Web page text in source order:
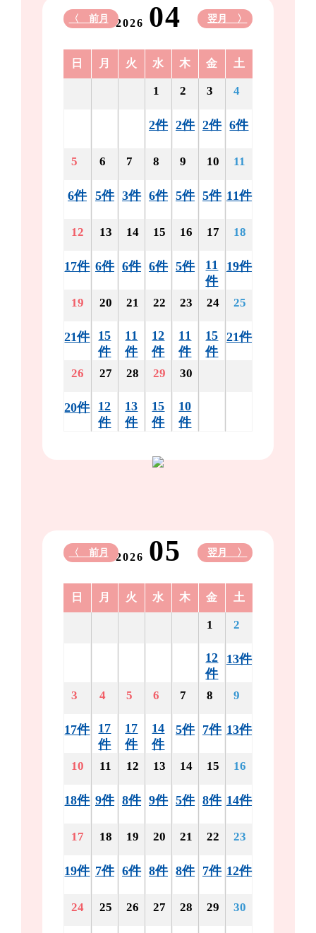
2026 04
〈 前月 翌月 〉
日 月 火 水 木 金 土
1
2件
2
2件
3
2件
4
6件
5
6件
6
5件
7
3件
8
6件
9
5件
10
5件
11
11件
12
17件
13
6件
14
6件
15
6件
16
5件
17
11
件
18
19件
19
21件
20
15
件
21
11
件
22
12
件
23
11
件
24
15
件
25
21件
26
20件
27
12
件
28
13
件
29
15
件
30
10
件
2026 05
〈 前月 翌月 〉
日 月 火 水 木 金 土
1
12
件
2
13件
3
17件
4
17
件
5
17
件
6
14
件
7
5件
8
7件
9
13件
10
18件
11
9件
12
8件
13
9件
14
5件
15
8件
16
14件
17
19件
18
7件
19
6件
20
8件
21
8件
22
7件
23
12件
24 25 26 27 28 29 30